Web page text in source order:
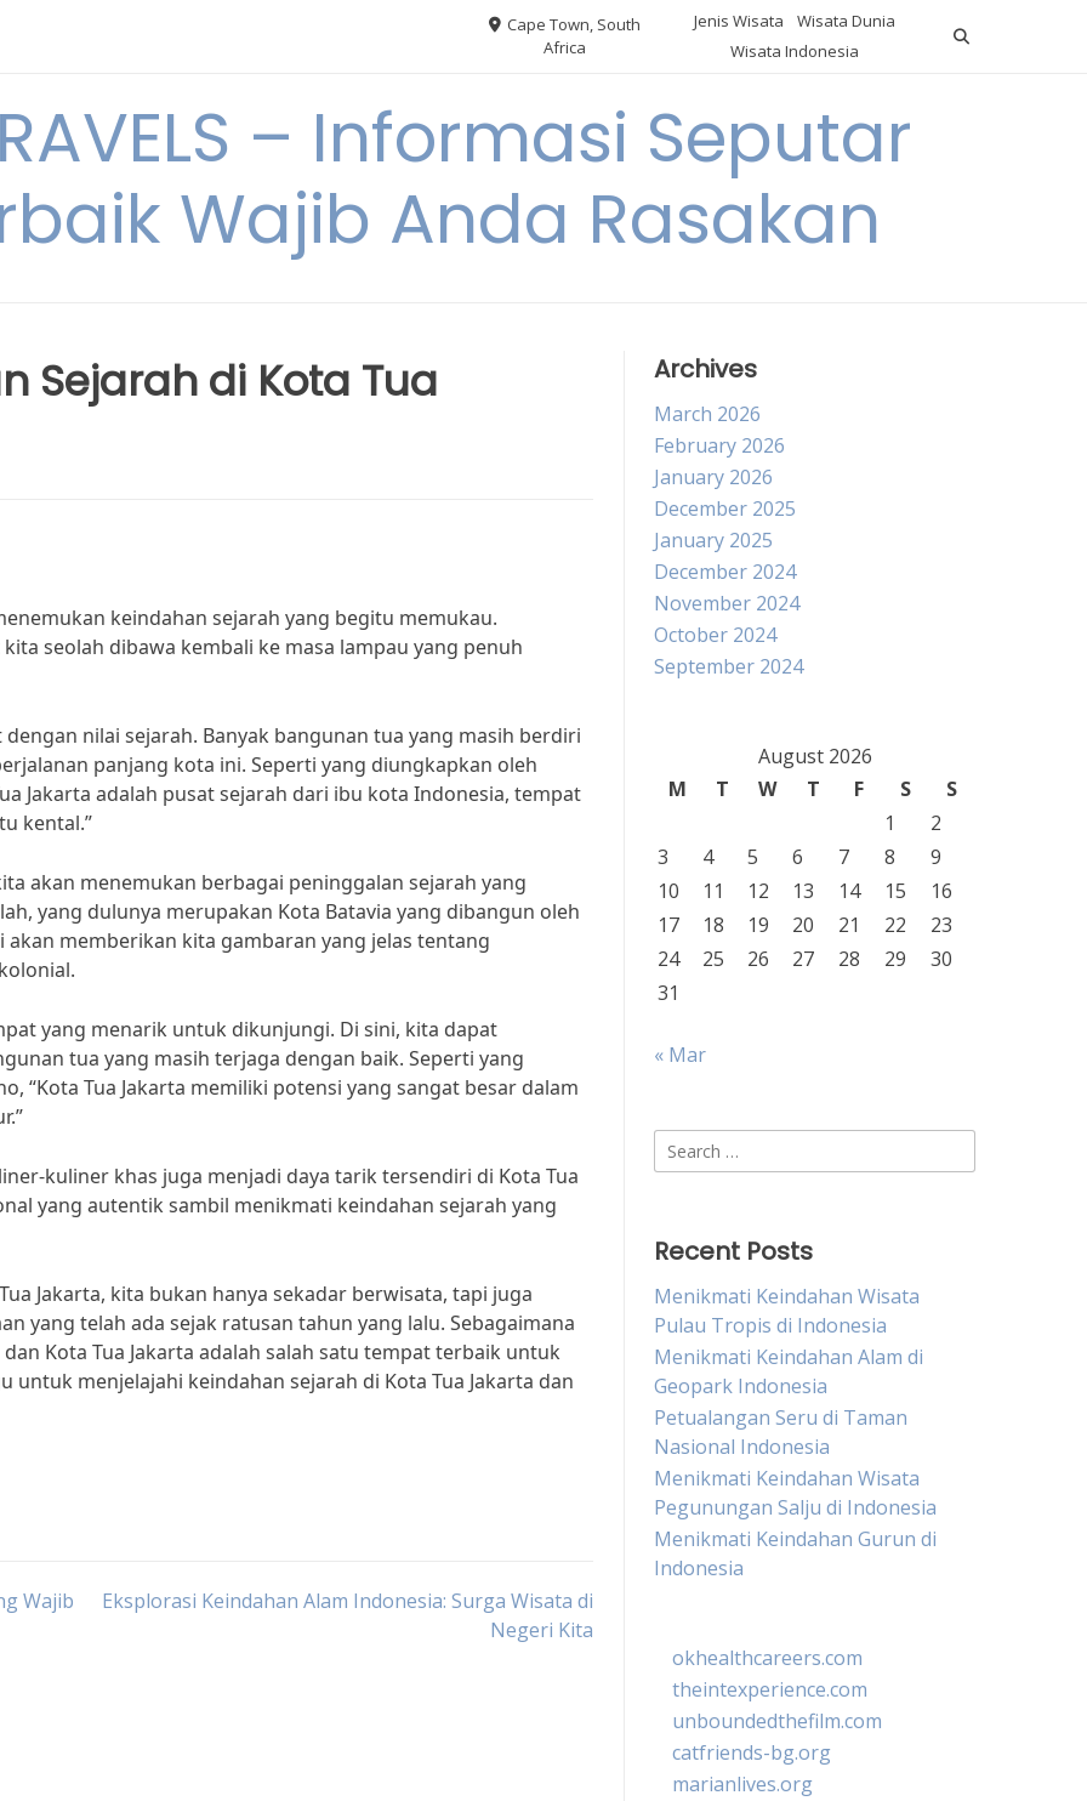
Cape Town, South
Africa
Jenis Wisata
Wisata Dunia
Wisata Indonesia
– Informasi Seputar
Wajib Anda Rasakan
Sejarah di Kota Tua
keindahan sejarah yang begitu memukau.
seolah dibawa kembali ke masa lampau yang penuh
nilai sejarah. Banyak bangunan tua yang masih berdiri
panjang kota ini. Seperti yang diungkapkan oleh
Jakarta adalah pusat sejarah dari ibu kota Indonesia, tempat
kental.”
akan menemukan berbagai peninggalan sejarah yang
yang dulunya merupakan Kota Batavia yang dibangun oleh
memberikan kita gambaran yang jelas tentang
yang menarik untuk dikunjungi. Di sini, kita dapat
tua yang masih terjaga dengan baik. Seperti yang
“Kota Tua Jakarta memiliki potensi yang sangat besar dalam
kuliner khas juga menjadi daya tarik tersendiri di Kota Tua
yang autentik sambil menikmati keindahan sejarah yang
Jakarta, kita bukan hanya sekadar berwisata, tapi juga
yang telah ada sejak ratusan tahun yang lalu. Sebagaimana
Kota Tua Jakarta adalah salah satu tempat terbaik untuk
untuk menjelajahi keindahan sejarah di Kota Tua Jakarta dan
Wajib
Eksplorasi Keindahan Alam Indonesia: Surga Wisata di
Negeri Kita
Archives
March 2026
February 2026
January 2026
December 2025
January 2025
December 2024
November 2024
October 2024
September 2024
August 2026
M
T W T F S
S
1
2
3
4 5 6 7 8
9
10
11 12 13 14 15
16
17
18 19 20 21 22
23
24
25 26 27 28 29
30
31
« Mar
Search
for:
Recent Posts
Menikmati Keindahan Wisata
Pulau Tropis di Indonesia
Menikmati Keindahan Alam di
Geopark Indonesia
Petualangan Seru di Taman
Nasional Indonesia
Menikmati Keindahan Wisata
Pegunungan Salju di Indonesia
Menikmati Keindahan Gurun di
Indonesia
okhealthcareers.com
theintexperience.com
unboundedthefilm.com
catfriends-bg.org
marianlives.org